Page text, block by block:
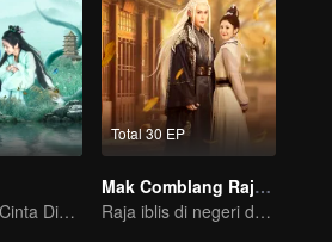
Bagaimana Cinta Dimulai dan Menjadi Obsesi
Total 30 EP
Mak Comblang Raja Iblis
Raja iblis di negeri dongeng perlu dicomblangin